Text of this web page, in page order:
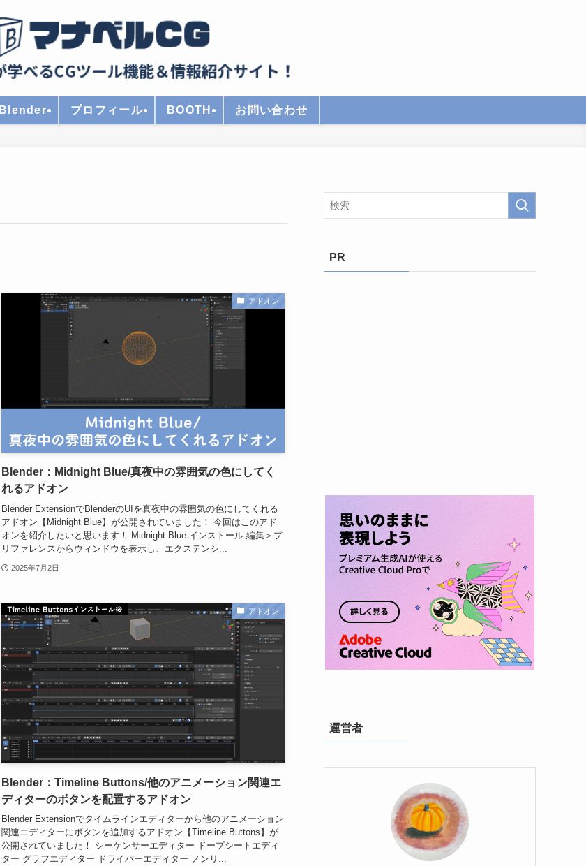
Blender プロフィール BOOTH お問い合わせ
アドオン
Blender：Midnight Blue/真夜中の雰囲気の色にしてく
れるアドオン
Blender ExtensionでBlenderのUIを真夜中の雰囲気の色にしてくれる
アドオン【Midnight Blue】が公開されていました！ 今回はこのアド
オンを紹介したいと思います！ Midnight Blue インストール 編集＞プ
リファレンスからウィンドウを表示し、エクステンシ...
2025年7月2日
アドオン
Blender：Timeline Buttons/他のアニメーション関連エ
ディターのボタンを配置するアドオン
Blender Extensionでタイムラインエディターから他のアニメーション
関連エディターにボタンを追加するアドオン【Timeline Buttons】が
公開されていました！ シーケンサーエディター ドープシートエディ
ター グラフエディター ドライバーエディター ノンリ...
PR
運営者